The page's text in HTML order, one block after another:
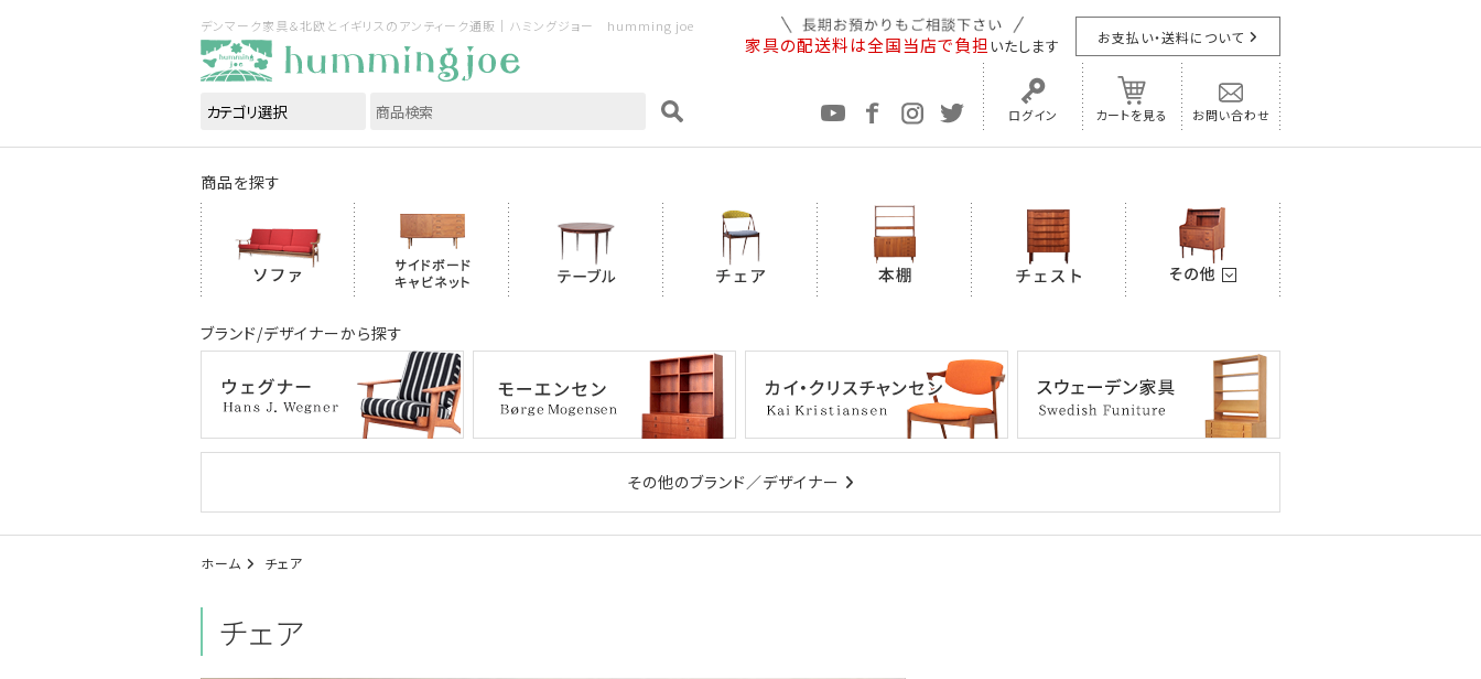
デンマーク家具＆北欧とイギリスのアンティーク通販｜ハミングジョー humming joe
家具の配送料は全国当店で負担 いたします お支払い・送料について
ログイン カートを見る お問い合わせ
商品を探す
ブランド/デザイナーから探す
その他のブランド／デザイナー
ホーム チェア
チェア